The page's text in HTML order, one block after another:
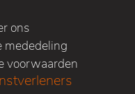
ons
mededeling
voorwaarden